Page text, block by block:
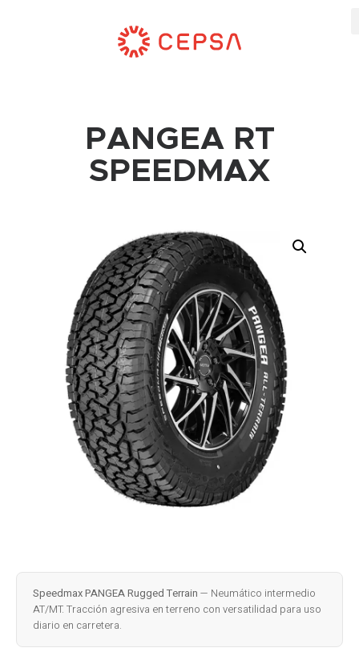
PANGEA RT
SPEEDMAX
Speedmax PANGEA Rugged Terrain — Neumático intermedio
AT/MT. Tracción agresiva en terreno con versatilidad para uso
diario en carretera.